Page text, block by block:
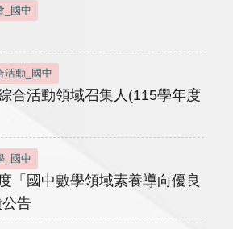
_國中
活動_國中
合活動領域召集人(115學年度
_國中
「國中數學領域素養導向優良
告